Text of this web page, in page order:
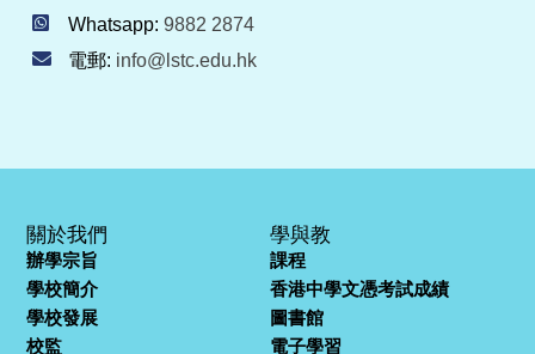
Whatsapp: 9882 2874
電郵: info@lstc.edu.hk
關於我們
辦學宗旨
學校簡介
學校發展
校監
學與教
課程
香港中學文憑考試成績
圖書館
電子學習